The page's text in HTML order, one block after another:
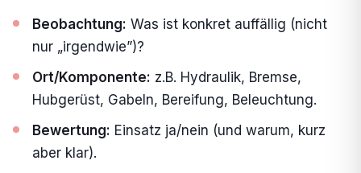
Beobachtung: Was ist konkret auffällig (nicht
nur „irgendwie”)?
Ort/Komponente: z.B. Hydraulik, Bremse,
Hubgerüst, Gabeln, Bereifung, Beleuchtung.
Bewertung: Einsatz ja/nein (und warum, kurz
aber klar).